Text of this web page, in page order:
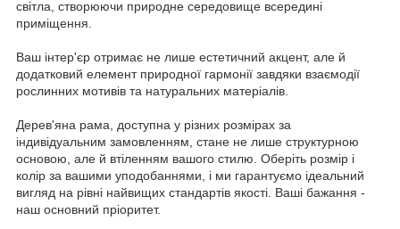
світла, створюючи природне середовище всередині
приміщення.
Ваш інтер'єр отримає не лише естетичний акцент, але й
додатковий елемент природної гармонії завдяки взаємодії
рослинних мотивів та натуральних матеріалів.
Дерев'яна рама, доступна у різних розмірах за
індивідуальним замовленням, стане не лише структурною
основою, але й втіленням вашого стилю. Оберіть розмір і
колір за вашими уподобаннями, і ми гарантуємо ідеальний
вигляд на рівні найвищих стандартів якості. Ваші бажання -
наш основний пріоритет.